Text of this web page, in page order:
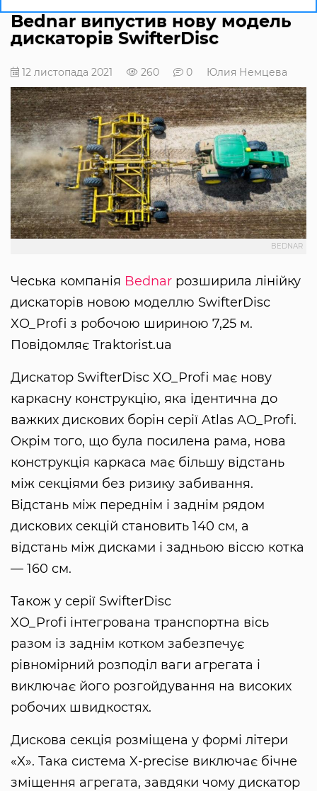
Bednar випустив нову модель
дискаторів SwifterDisc
12 листопада 2021 260 0 Юлия Немцева
BEDNAR
Чеська компанія Bednar розширила лінійку
дискаторів новою моделлю SwifterDisc
XO_Profi з робочою шириною 7,25 м.
Повідомляє Traktorist.ua
Дискатор SwifterDisc XO_Profi має нову
каркасну конструкцію, яка ідентична до
важких дискових борін серії Atlas AO_Profi.
Окрім того, що була посилена рама, нова
конструкція каркаса має більшу відстань
між секціями без ризику забивання.
Відстань між переднім і заднім рядом
дискових секцій становить 140 см, а
відстань між дисками і задньою віссю котка
— 160 см.
Також у серії SwifterDisc
XO_Profi інтегрована транспортна вісь
разом із заднім котком забезпечує
рівномірний розподіл ваги агрегата і
виключає його розгойдування на високих
робочих швидкостях.
Дискова секція розміщена у формі літери
«X». Така система X-precise виключає бічне
зміщення агрегата, завдяки чому дискатор